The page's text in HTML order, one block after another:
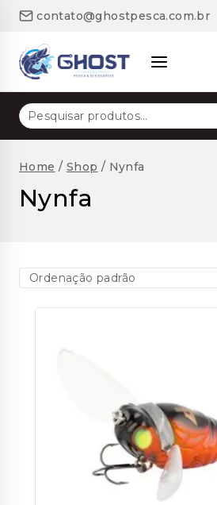
contato@ghostpesca.com.br
Pesquisar
por:
Home / Shop / Nynfa
Nynfa